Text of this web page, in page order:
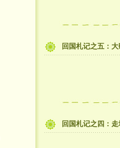
回国札记之五：
回国札记之四：